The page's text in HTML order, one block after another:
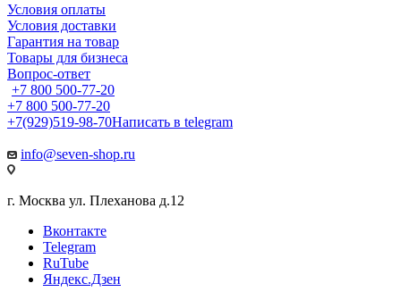
Условия оплаты
Условия доставки
Гарантия на товар
Товары для бизнеса
Вопрос-ответ
+7 800 500-77-20
+7 800 500-77-20
+7(929)519-98-70Написать в telegram
info@seven-shop.ru
г. Москва ул. Плеханова д.12
Вконтакте
Telegram
RuTube
Яндекс.Дзен